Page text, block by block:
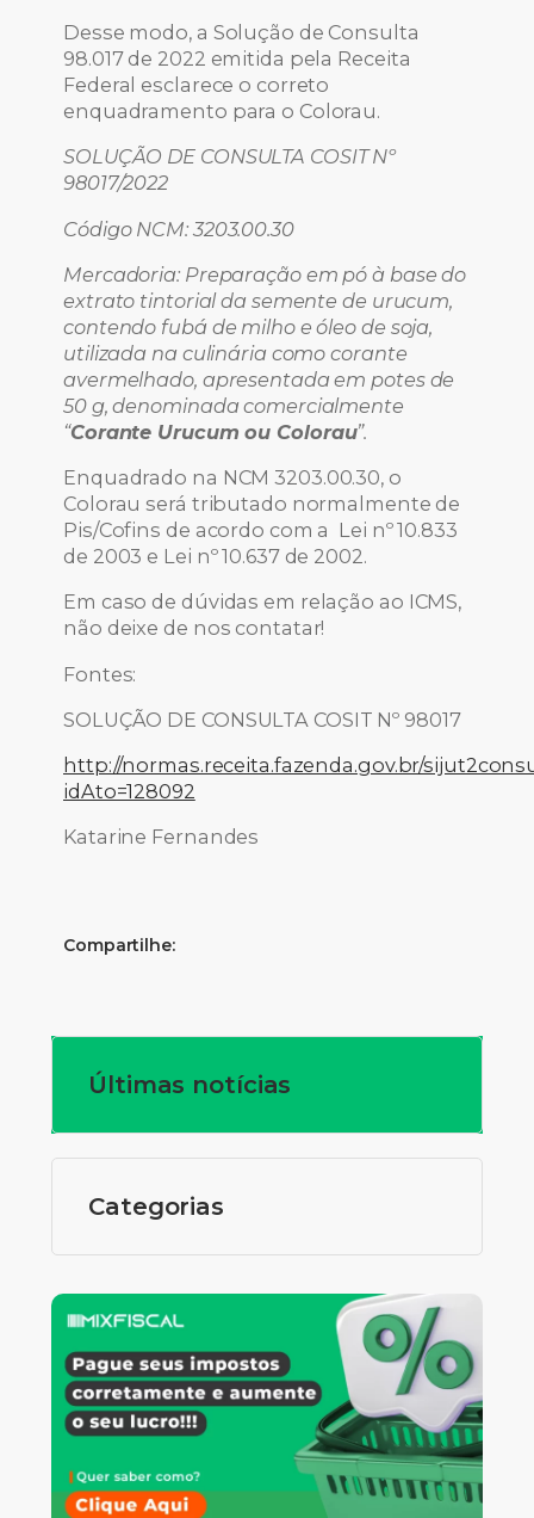
Desse modo, a Solução de Consulta
98.017 de 2022 emitida pela Receita
Federal esclarece o correto
enquadramento para o Colorau.
SOLUÇÃO DE CONSULTA COSIT Nº
98017/2022
Código NCM: 3203.00.30
Mercadoria: Preparação em pó à base do
extrato tintorial da semente de urucum,
contendo fubá de milho e óleo de soja,
utilizada na culinária como corante
avermelhado, apresentada em potes de
50 g, denominada comercialmente
“Corante Urucum ou Colorau”.
Enquadrado na NCM 3203.00.30, o
Colorau será tributado normalmente de
Pis/Cofins de acordo com a Lei nº 10.833
de 2003 e Lei nº 10.637 de 2002.
Em caso de dúvidas em relação ao ICMS,
não deixe de nos contatar!
Fontes:
SOLUÇÃO DE CONSULTA COSIT Nº 98017
http://normas.receita.fazenda.gov.br/
idAto=128092
Katarine Fernandes
Compartilhe:
Últimas notícias
Categorias